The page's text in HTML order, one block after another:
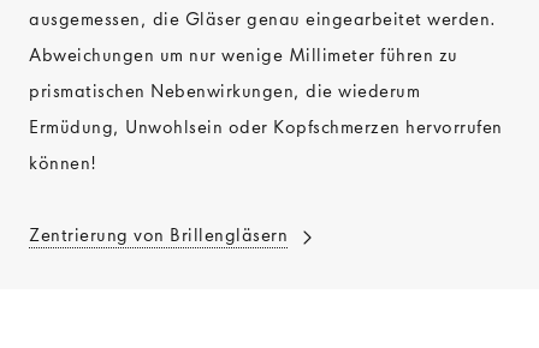
ausgemessen, die Gläser genau eingearbeitet werden.
Abweichungen um nur wenige Millimeter führen zu
prismatischen Nebenwirkungen, die wiederum
Ermüdung, Unwohlsein oder Kopfschmerzen hervorrufen
können!
Zentrierung von Brillengläsern